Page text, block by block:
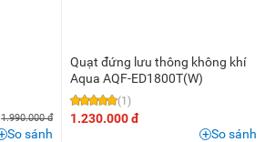
1.990.000 đ
So sánh
Quạt đứng lưu thông không khí
Aqua AQF-ED1800T(W)
(1)
1.230.000 đ
So sánh